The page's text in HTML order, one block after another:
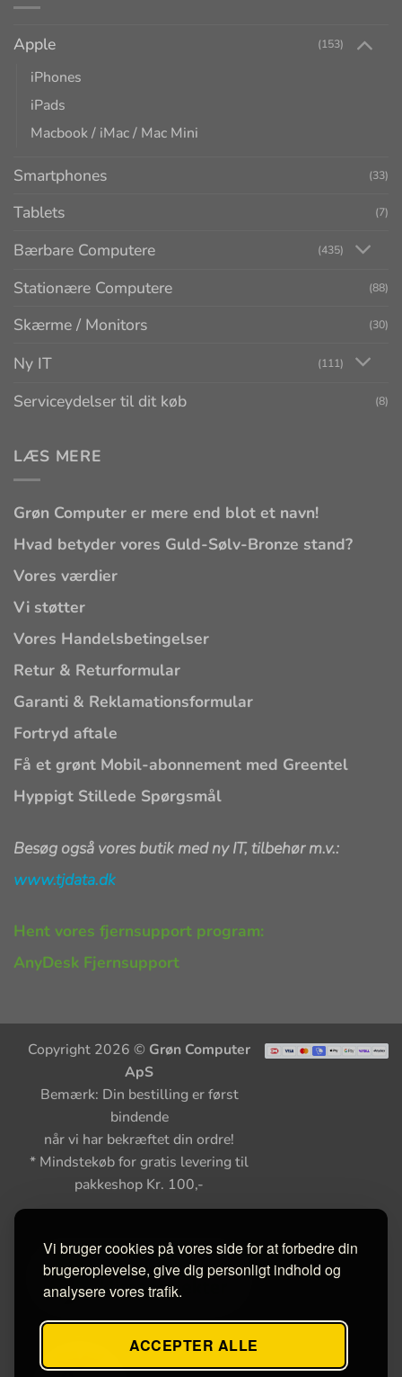
Vi bruger cookies på vores side for at forbedre din
brugeroplevelse, give dig personligt indhold og
analysere vores trafik.
ACCEPTER ALLE
Apple (153)
iPhones
iPads
Macbook / iMac / Mac Mini
Smartphones (33)
Tablets (7)
Bærbare Computere (435)
Stationære Computere (88)
Skærme / Monitors (30)
Ny IT (111)
Serviceydelser til dit køb (8)
LÆS MERE
Grøn Computer er mere end blot et navn!
Hvad betyder vores Guld-Sølv-Bronze stand?
Vores værdier
Vi støtter
Vores Handelsbetingelser
Retur & Returformular
Garanti & Reklamationsformular
Fortryd aftale
Få et grønt Mobil-abonnement med Greentel
Hyppigt Stillede Spørgsmål
Besøg også vores butik med ny IT, tilbehør m.v.:
www.tjdata.dk
Hent vores fjernsupport program:
AnyDesk Fjernsupport
Copyright 2026 © Grøn Computer
ApS
Bemærk: Din bestilling er først
bindende
når vi har bekræftet din ordre!
* Mindstekøb for gratis levering til
pakkeshop Kr. 100,-